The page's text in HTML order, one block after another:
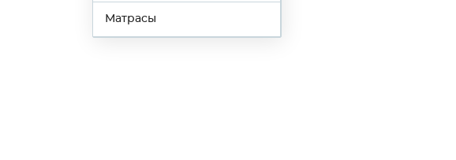
Матрасы